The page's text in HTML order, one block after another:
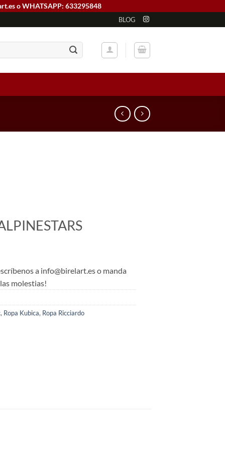
o WHATSAPP: 633295848
BLOG
a info@birelart.es o manda
molestias!
, Ropa Kubica, Ropa Ricciardo